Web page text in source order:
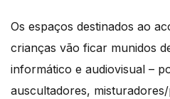
Os espaços destinados ao
crianças vão ficar munidos
informático e audiovisual –
auscultadores,